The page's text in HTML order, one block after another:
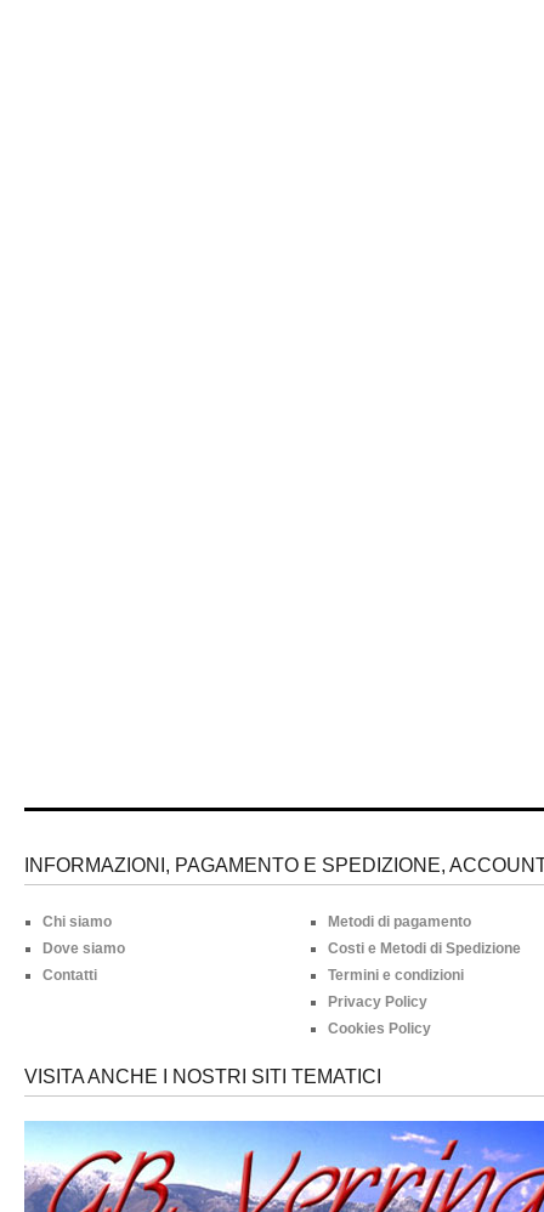
INFORMAZIONI, PAGAMENTO E SPEDIZIONE,
Chi siamo
Dove siamo
Contatti
Metodi di pagamento
Costi e Metodi di Spedizione
Termini e condizioni
Privacy Policy
Cookies Policy
VISITA ANCHE I NOSTRI SITI TEMATICI